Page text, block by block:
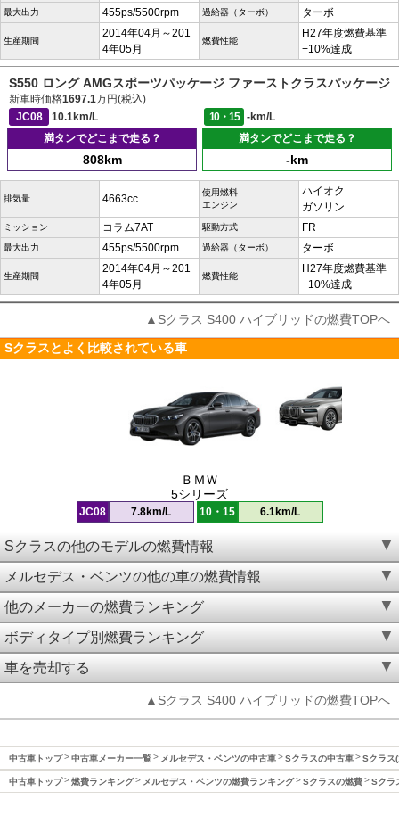
最大出力 455ps/5500rpm 過給器（ターボ） ターボ
生産期間
2014年04月～201
4年05月
燃費性能
H27年度燃費基準
+10%達成
S550 ロング AMGスポーツパッケージ ファーストクラスパッケージ
新車時価格1697.1万円(税込)
JC08
10.1km/L 10・15
-km/L
満タンでどこまで走る？
808km
満タンでどこまで走る？
-km
排気量 4663cc
使用燃料
エンジン
ハイオク
ガソリン
ミッション コラム7AT 駆動方式 FR
最大出力 455ps/5500rpm 過給器（ターボ） ターボ
生産期間
2014年04月～201
4年05月
燃費性能
H27年度燃費基準
+10%達成
▲Sクラス S400 ハイブリッドの燃費TOPへ
Sクラスとよく比較されている車
ＢＭＷ
5シリーズ
JC08 7.8km/L 10・15 6.1km/L
Sクラスの他のモデルの燃費情報
メルセデス・ベンツの他の車の燃費情報
他のメーカーの燃費ランキング
ボディタイプ別燃費ランキング
車を売却する
▲Sクラス S400 ハイブリッドの燃費TOPへ
中古車トップ 中古車メーカー一覧 メルセデス・ベンツの中古車 Sクラスの中古車 Sクラス
中古車トップ 燃費ランキング メルセデス・ベンツの燃費ランキング Sクラスの燃費 Sクラ